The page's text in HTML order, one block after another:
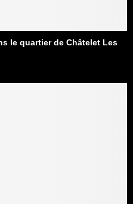
le quartier de Châtelet Les